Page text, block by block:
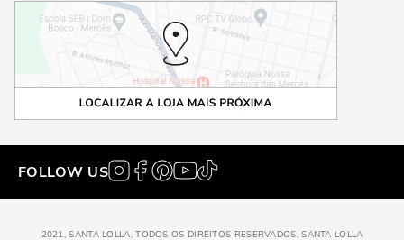
FOLLOW US
2021, SANTA LOLLA, TODOS OS DIREITOS RESERVADOS, SANTA LOLLA